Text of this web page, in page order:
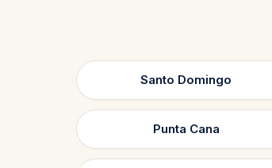
Santo Domingo
Punta Cana